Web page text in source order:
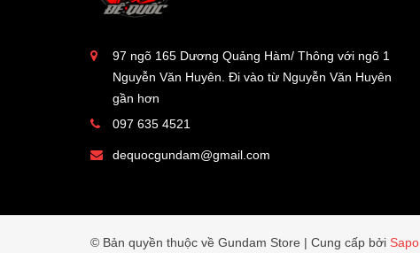
97 ngõ 165 Dương Quảng Hàm/ Thông với ngõ 1
Nguyễn Văn Huyên. Đi vào từ Nguyễn Văn Huyên
gần hơn
097 635 4521
dequocgundam@gmail.com
© Bản quyền thuộc về Gundam Store | Cung cấp bởi Sapo